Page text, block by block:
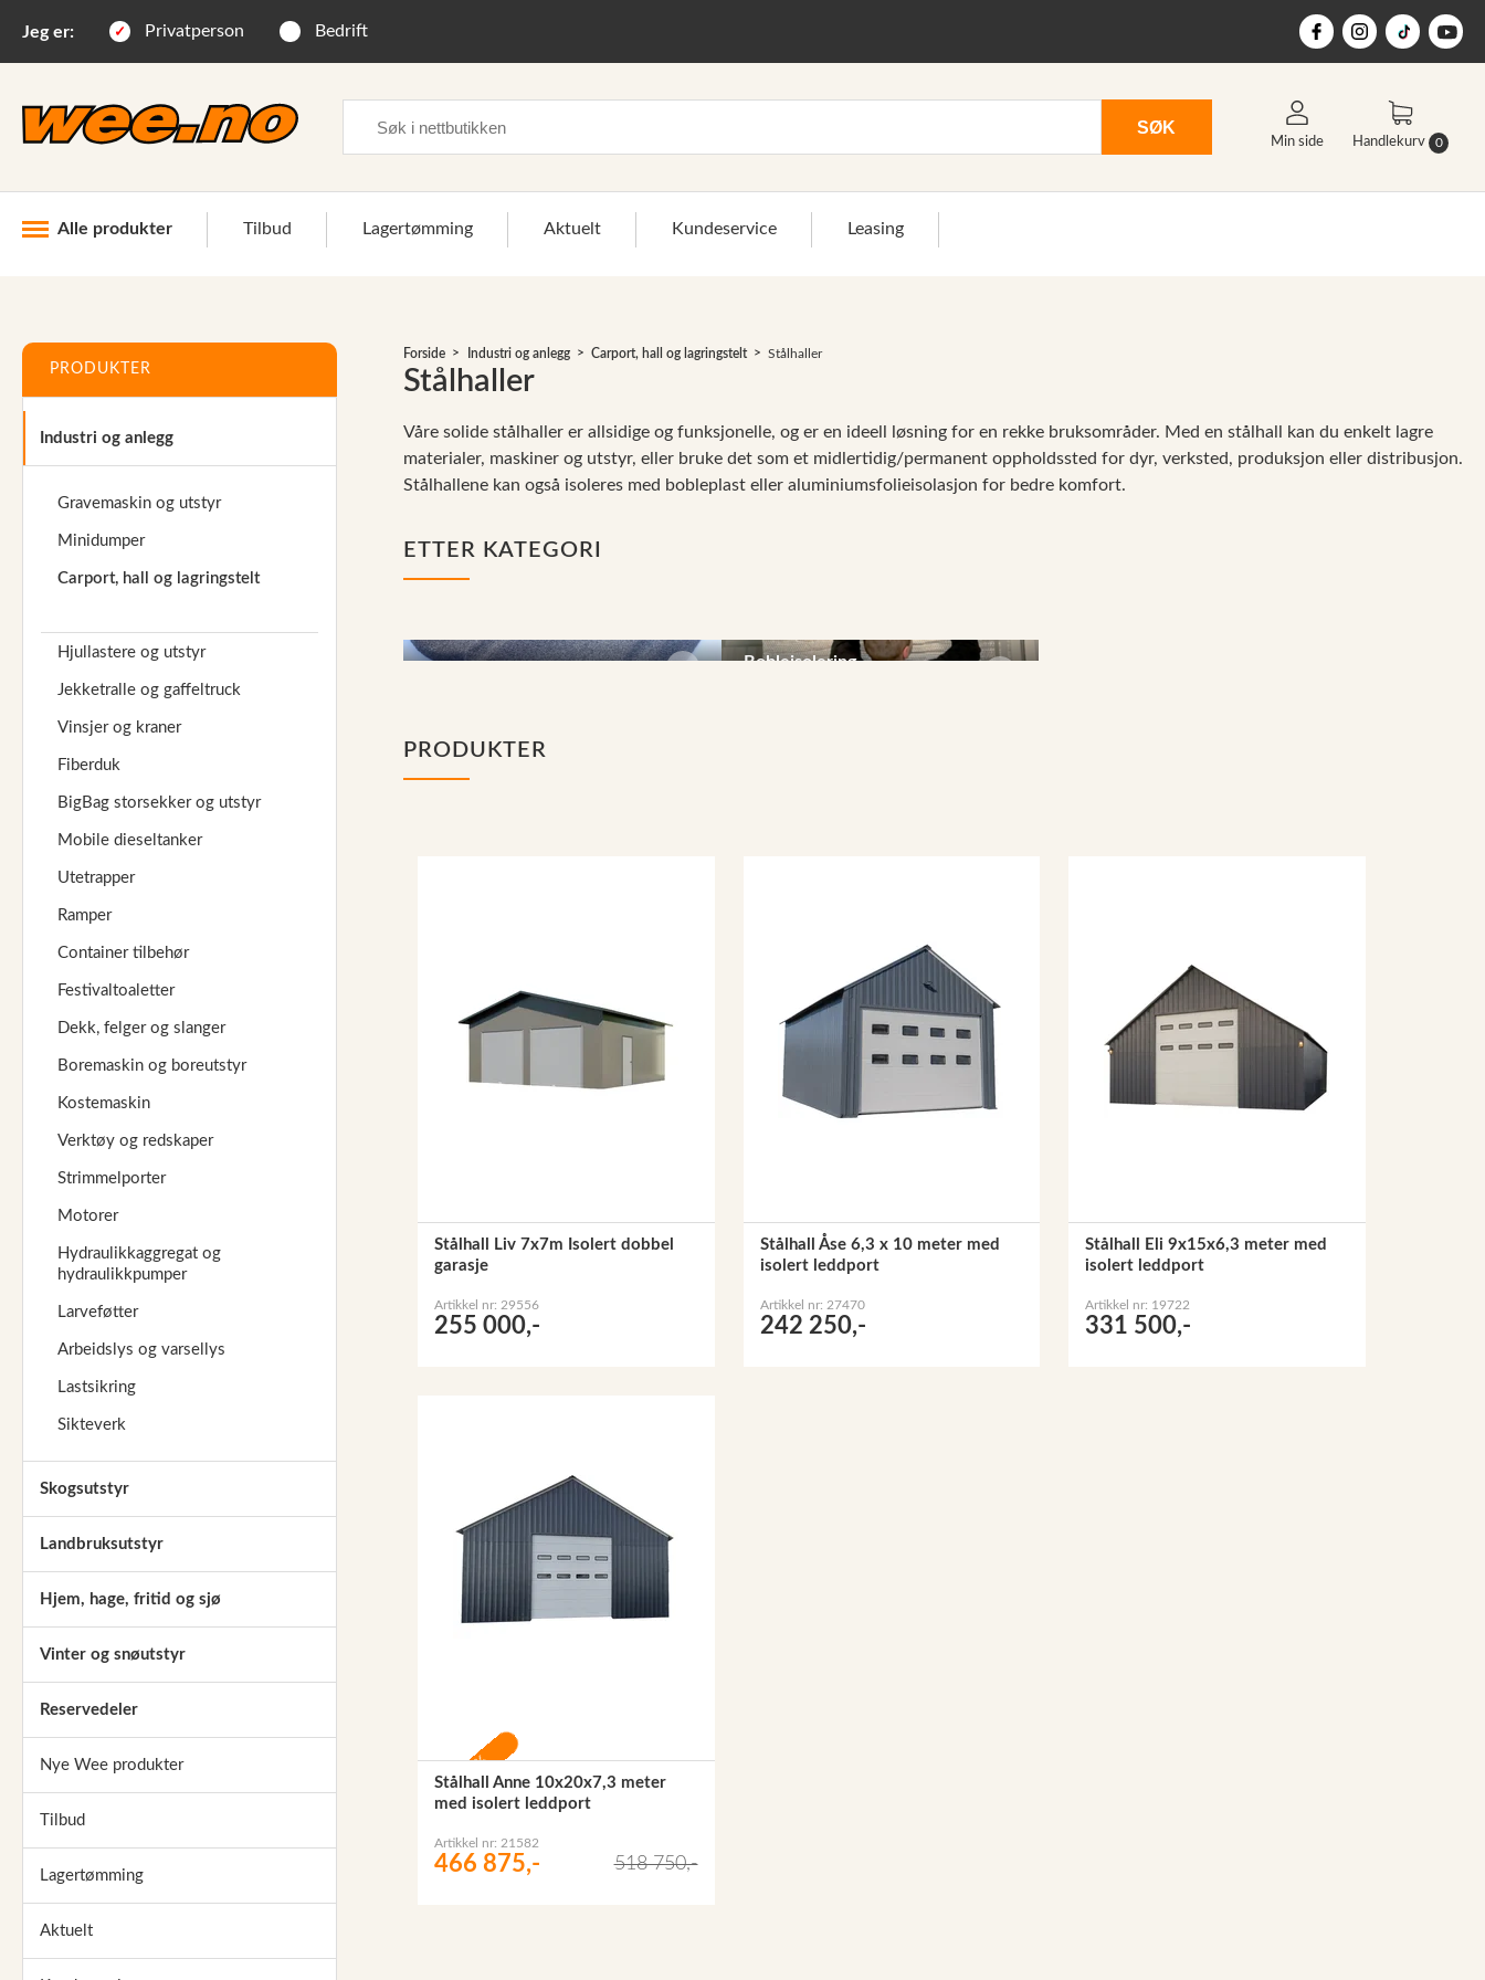
Jeg er: Privatperson Bedrift
SØK
Min side Handlekurv 0
Alle produkter Tilbud Lagertømming Aktuelt Kundeservice Leasing
Skogsutstyr
Hjem, hage, fritid og sjø
Nye Wee produkter
Lagertømming
Aktuelt
Kundeservice
Leasing
PRODUKTER
Industri og anlegg
Gravemaskin og utstyr
Minidumper
Carport, hall og lagringstelt
Hjullastere og utstyr
Jekketralle og gaffeltruck
Vinsjer og kraner
Fiberduk
BigBag storsekker og utstyr
Mobile dieseltanker
Utetrapper
Ramper
Container tilbehør
Festivaltoaletter
Dekk, felger og slanger
Boremaskin og boreutstyr
Kostemaskin
Verktøy og redskaper
Strimmelporter
Motorer
Hydraulikkaggregat og
hydraulikkpumper
Larveføtter
Arbeidslys og varsellys
Lastsikring
Sikteverk
Skogsutstyr
Landbruksutstyr
Hjem, hage, fritid og sjø
Vinter og snøutstyr
Reservedeler
Nye Wee produkter
Tilbud
Lagertømming
Aktuelt
Forside Industri og anlegg Carport, hall og lagringstelt Stålhaller
Stålhaller
Våre solide stålhaller er allsidige og funksjonelle, og er en ideell løsning for en rekke bruksområder. Med en stålhall kan du enkelt lagre
materialer, maskiner og utstyr, eller bruke det som et midlertidig/permanent oppholdssted for dyr, verksted, produksjon eller distribusjon.
Stålhallene kan også isoleres med bobleplast eller aluminiumsfolieisolasjon for bedre komfort.
ETTER KATEGORI
Bobleisolering
PRODUKTER
Stålhall Liv 7x7m Isolert dobbel
garasje
Artikkel nr: 29556
255 000,-
Stålhall Åse 6,3 x 10 meter med
isolert leddport
Artikkel nr: 27470
242 250,-
Stålhall Eli 9x15x6,3 meter med
isolert leddport
Artikkel nr: 19722
331 500,-
-10%
Stålhall Anne 10x20x7,3 meter
med isolert leddport
Artikkel nr: 21582
466 875,- 518 750,-